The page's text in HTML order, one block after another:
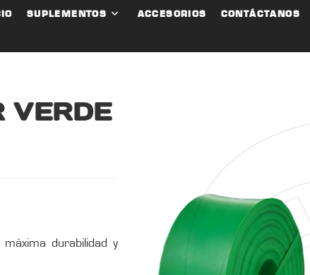
SUPLEMENTOS ACCESORIOS CONTÁCTANOS
VERDE
durabilidad y